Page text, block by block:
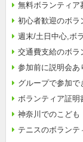
無料ボランティア
初心者歓迎のボラ
週末/土日中心,ボ
交通費支給のボラ
参加前に説明会あ
グループで参加
ボランティア証明
神奈川でのこども
テニスのボランテ